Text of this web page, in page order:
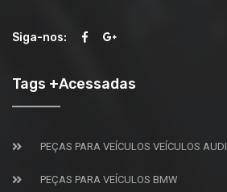
Siga-nos:
Tags +Acessadas
PEÇAS PARA VEÍCULOS VEÍCULOS AUDI
PEÇAS PARA VEÍCULOS BMW